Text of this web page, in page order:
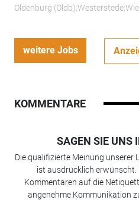
Oldenburg
weitere Jobs
KOMMENTARE
SAGEN SIE UNS
Die qualifizierte Meinung unserer
ist ausdrücklich erwünscht.
Kommentaren auf die
angenehme Kommunikation